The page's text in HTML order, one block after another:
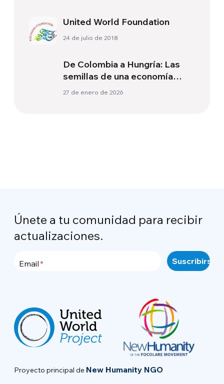
United World Foundation
24 de julio de 2018
De Colombia a Hungría: Las
semillas de una economía
humana moldean una nueva
27 de enero de 2026
Únete a tu comunidad para recibir
actualizaciones.
Email
Proyecto principal de New Humanity NGO